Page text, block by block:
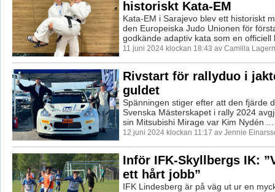
historiskt Kata-EM
Kata-EM i Sarajevo blev ett historiskt
den Europeiska Judo Unionen för
godkände adaptiv kata som en officiell
11 juni 2024 klockan 18:43 av Camilla
Rivstart för rallyduo i
guldet
Spänningen stiger efter att den fjärde
Svenska Mästerskapet i rally 2024
sin Mitsubishi Mirage var Kim Nydén ...
12 juni 2024 klockan 11:17 av Jennie
Inför IFK-Skyllbergs IK:
ett hårt jobb”
IFK Lindesberg är på väg ut ur en